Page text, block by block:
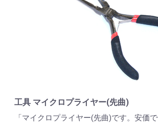
工具 マイクロプライヤー(先曲)
「マイクロプライヤー(先曲)です。安価